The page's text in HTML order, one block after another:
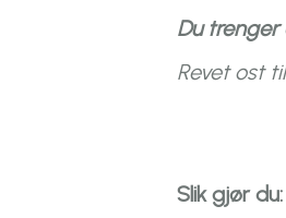
Du trenger
Revet ost
Slik gjør du: